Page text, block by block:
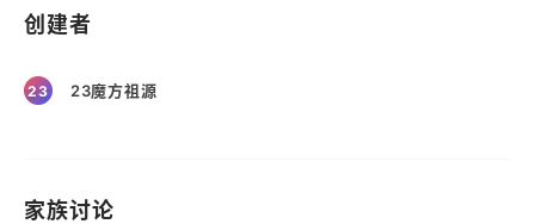
创建者
23 23魔方祖源
家族讨论